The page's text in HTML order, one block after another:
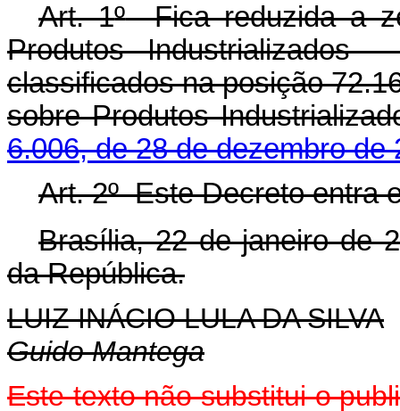
Art. 1ºFica reduzida a
Produtos Industrializados
classificados na posição
sobre Produtos
6.006, de 28 de dezembro de
Art. 2ºEste Decreto entra
Brasília, 22 de janeiro de
da República.
LUIZ INÁCIO LULA DA SILVA
Guido Mantega
Este texto não substitui o